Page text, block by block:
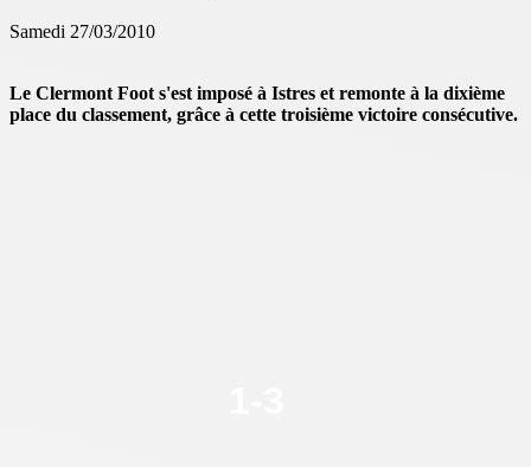
Samedi 27/03/2010
Le Clermont Foot s'est imposé à Istres et remonte à la dixième
place du classement, grâce à cette troisième victoire consécutive.